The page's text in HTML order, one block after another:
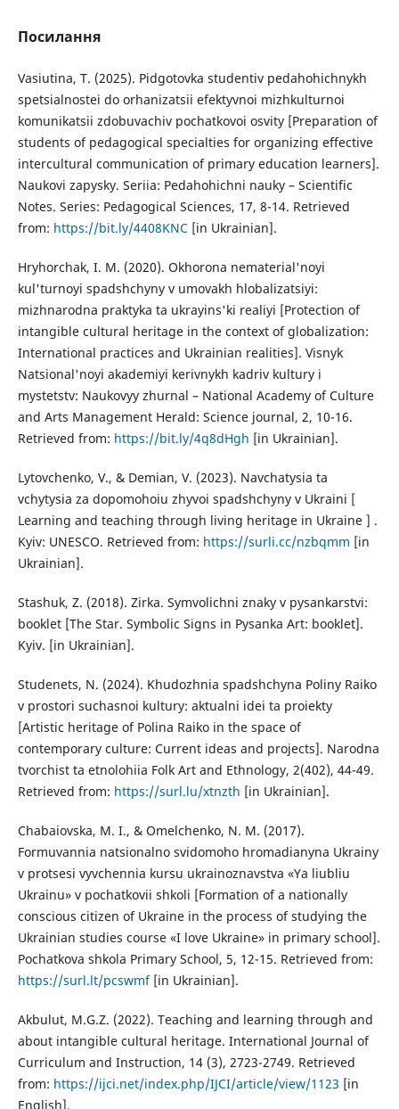
Посилання
Vasiutina, T. (2025). Pidgotovka studentiv pedahohichnykh
spetsialnostei do orhanizatsii efektyvnoi mizhkulturnoi
komunikatsii zdobuvachiv pochatkovoi osvity [Preparation of
students of pedagogical specialties for organizing effective
intercultural communication of primary education learners].
Naukovi zapysky. Seriia: Pedahohichni nauky – Scientific
Notes. Series: Pedagogical Sciences, 17, 8-14. Retrieved
from: https://bit.ly/4408KNC[in Ukrainian].
Hryhorchak, I. M. (2020). Okhorona nematerial'noyi
kul'turnoyi spadshchyny v umovakh hlobalizatsiyi:
mizhnarodna praktyka ta ukrayins'ki realiyi [Protection of
intangible cultural heritage in the context of globalization:
International practices and Ukrainian realities]. Visnyk
Natsional'noyi akademiyi kerivnykh kadriv kultury i
mystetstv: Naukovyy zhurnal – National Academy of Culture
and Arts Management Herald: Science journal, 2, 10-16.
Retrieved from: https://bit.ly/4q8dHgh [in Ukrainian].
Lytovchenko, V., & Demian, V. (2023). Navchatysia ta
vchytysia za dopomohoiu zhyvoi spadshchyny v Ukraini [
Learning and teaching through living heritage in Ukraine ] .
Kyiv: UNESCO. Retrieved from: https://surli.cc/nzbqmm [in
Ukrainian].
Stashuk, Z. (2018). Zirka. Symvolichni znaky v pysankarstvi:
booklet [The Star. Symbolic Signs in Pysanka Art: booklet].
Kyiv. [in Ukrainian].
Studenets, N. (2024). Khudozhnia spadshchyna Poliny Raiko
v prostori suchasnoi kultury: aktualni idei ta proiekty
[Artistic heritage of Polina Raiko in the space of
contemporary culture: Current ideas and projects]. Narodna
tvorchist ta etnolohiia Folk Art and Ethnology, 2(402), 44-49.
Retrieved from: https://surl.lu/xtnzth [in Ukrainian].
Chabaiovska, M. I., & Omelchenko, N. M. (2017).
Formuvannia natsionalno svidomoho hromadianyna Ukrainy
v protsesi vyvchennia kursu ukrainoznavstva «Ya liubliu
Ukrainu» v pochatkovii shkoli [Formation of a nationally
conscious citizen of Ukraine in the process of studying the
Ukrainian studies course «I love Ukraine» in primary school].
Pochatkova shkola Primary School, 5, 12-15. Retrieved from:
https://surl.lt/pcswmf[in Ukrainian].
Akbulut, M.G.Z. (2022). Teaching and learning through and
about intangible cultural heritage. International Journal of
Curriculum and Instruction, 14 (3), 2723-2749. Retrieved
from: https://ijci.net/index.php/IJCI/article/view/1123 [in
English].